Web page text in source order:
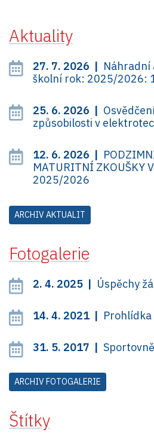
Aktuality
27. 7. 2026 | Náhradní
školní rok: 2025/2026:
25. 6. 2026 |
způsobilosti v
12. 6. 2026 |
MATURITNÍ ZKOUŠKY
2025/2026
ARCHIV AKTUALIT
Fotogalerie
2. 4. 2025 | Úspěchy
14. 4. 2021 | Prohlídka
31. 5. 2017 |
ARCHIV FOTOGALERIE
Štítky